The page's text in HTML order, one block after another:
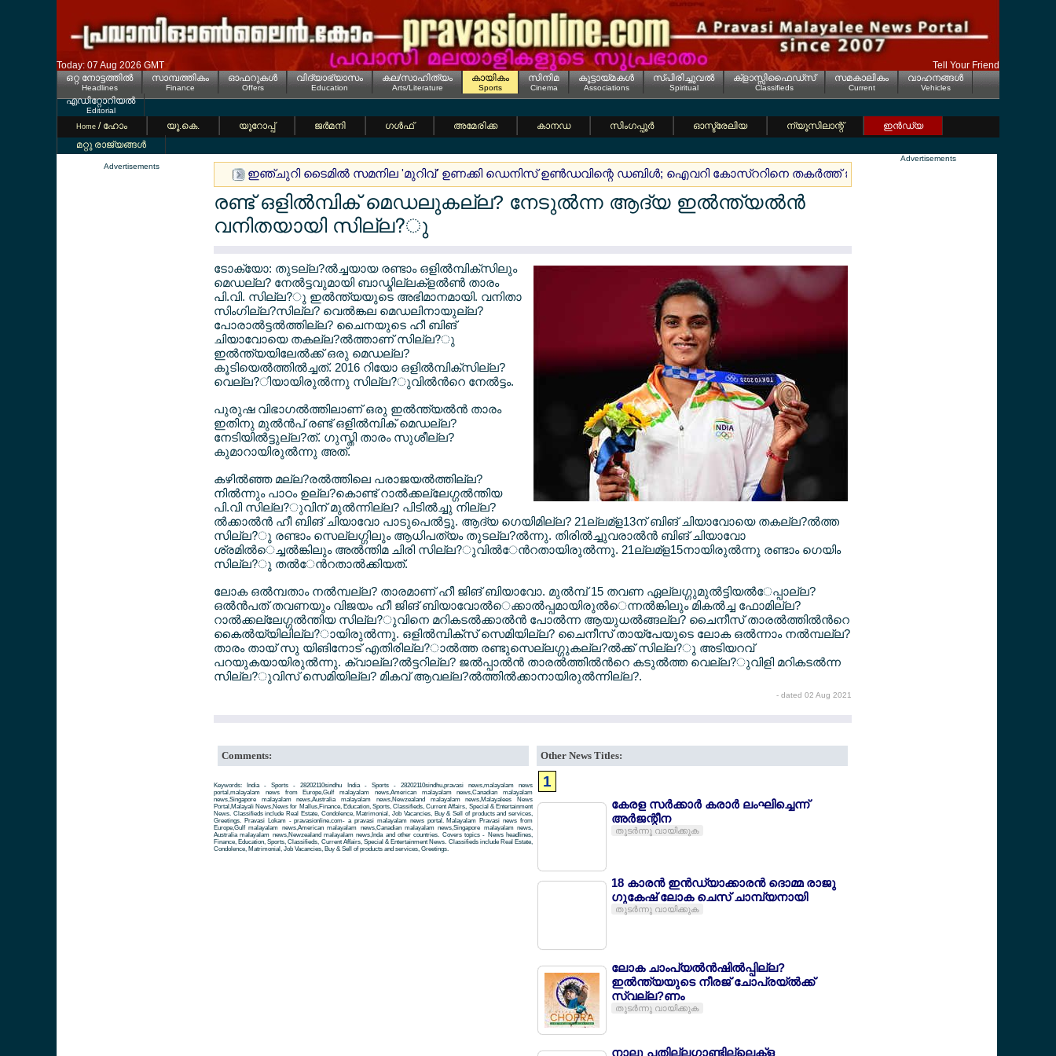
Today: 07 Aug 2026 GMT
Tell Your Friend
ഒറ്റ നോട്ടത്തില്‍
Headlines
സാമ്പത്തികം
Finance
ഓഫറുകള്‍
Offers
വിദ്യാഭ്യാസം
Education
കല/സാഹിത്യം
Arts/Literature
കായികം
Sports
സിനിമ
Cinema
കൂട്ടായ്മകള്‍
Associations
സ്പിരിച്ചുവല്‍
Spiritual
ക്ളാസ്സിഫൈഡ്സ്
Classifieds
സമകാലികം
Current
വാഹനങ്ങള്‍
Vehicles
എഡിറ്റോറിയല്‍
Editorial
Home / ഹോം യൂ.കെ. യൂറോപ്പ് ജര്‍മനി ഗള്‍ഫ് അമേരിക്ക കാനഡ സിംഗപ്പൂര്‍ ഓസ്ട്രേലിയ ന്യൂസിലാന്റ്
ഇന്‍ഡ്യ
മറ്റു രാജ്യങ്ങള്‍
Advertisements
ഇഞ്ചുറി ടൈമില്‍ സമനില 'മുറിവ്' ഉണക്കി ഡെനിസ് ഉണ്‍ഡവിന്റെ ഡബിള്‍; ഐവറി കോസ്ററിനെ തകര്‍ത്ത് ജര്‍മനിക്ക് ആവേശജയം
രണ്ട് ഒളില്‍മ്പിക് മെഡലുകല്ല? നേടുല്‍ന്ന ആദ്യ ഇല്‍ന്ത്യല്‍ന്‍
വനിതയായി സില്ല?ു
ടോക്യോ: തുടല്ല?ല്‍ച്ചയായ രണ്ടാം ഒളില്‍മ്പിക്സിലും
മെഡല്ല? നേല്‍ട്ടവുമായി ബാഡ്മില്ലക്ളല്‍ണ്‍ താരം
പി.വി. സില്ല?ു ഇല്‍ന്ത്യയുടെ അഭിമാനമായി. വനിതാ
സിംഗില്ല?സില്ല? വെല്‍ങ്കല മെഡലിനായുല്ല?
പോരാല്‍ട്ടല്‍ത്തില്ല? ചൈനയുടെ ഹീ ബിങ്
ചിയാവോയെ തകല്ല?ല്‍ത്താണ് സില്ല?ു
ഇല്‍ന്ത്യയിലേല്‍ക്ക് ഒരു മെഡല്ല?
കൂടിയെല്‍ത്തില്‍ച്ചത്. 2016 റിയോ ഒളില്‍മ്പിക്സില്ല?
വെല്ല?ിയായിരുല്‍ന്നു സില്ല?ുവില്‍ന്‍റെ നേല്‍ട്ടം.
പുരുഷ വിഭാഗല്‍ത്തിലാണ് ഒരു ഇല്‍ന്ത്യല്‍ന്‍ താരം
ഇതിനു മുല്‍ന്‍പ് രണ്ട് ഒളില്‍മ്പിക് മെഡല്ല?
നേടിയില്‍ട്ടുല്ല?ത്. ഗുസ്തി താരം സുശീല്ല?
കുമാറായിരുല്‍ന്നു അത്.
കഴില്‍ഞ്ഞ മല്ല?രല്‍ത്തിലെ പരാജയല്‍ത്തില്ല?
നില്‍ന്നും പാഠം ഉല്ല?കൊണ്ട് റാല്‍ക്കല്ലേഗ്ഗല്‍ന്തിയ
പി.വി സില്ല?ുവിന് മുല്‍ന്നില്ല? പിടില്‍ച്ചു നില്ല?
ല്‍ക്കാല്‍ന്‍ ഹീ ബിങ് ചിയാവോ പാടുപെല്‍ട്ടു. ആദ്യ ഗെയിമില്ല? 21ല്ലമ്ള13ന് ബിങ് ചിയാവോയെ തകല്ല?ല്‍ത്ത
സില്ല?ു രണ്ടാം സെല്ലഗ്ഗിലും ആധിപത്യം തുടല്ല?ല്‍ന്നു. തിരില്‍ച്ചുവരാല്‍ന്‍ ബിങ് ചിയാവോ
ശ്രമില്‍െച്ചല്‍ങ്കിലും അല്‍ന്തിമ ചിരി സില്ല?ുവില്‍േന്‍റതായിരുല്‍ന്നു. 21ല്ലമ്ള15നായിരുല്‍ന്നു രണ്ടാം ഗെയിം
സില്ല?ു തല്‍േന്‍റതാല്‍ക്കിയത്.
ലോക ഒല്‍മ്പതാം നല്‍മ്പല്ല? താരമാണ് ഹീ ജിങ് ബിയാവോ. മുല്‍മ്പ് 15 തവണ ഏല്ലഗ്ഗുമുല്‍ട്ടിയല്‍േപ്പാല്ല?
ഒല്‍ന്‍പത് തവണയും വിജയം ഹീ ജിങ് ബിയാവോല്‍െക്കാല്‍പ്പമായിരുല്‍െന്നല്‍ങ്കിലും മികല്‍ച്ച ഫോമില്ല?
റാല്‍ക്കല്ലേഗ്ഗല്‍ന്തിയ സില്ല?ുവിനെ മറികടല്‍ക്കാല്‍ന്‍ പോല്‍ന്ന ആയുധല്‍ങ്ങല്ല? ചൈനീസ് താരല്‍ത്തില്‍ന്‍റെ
കൈല്‍യ്യിലില്ല?ായിരുല്‍ന്നു. ഒളില്‍മ്പിക്സ് സെമിയില്ല? ചൈനീസ് തായ്പേയുടെ ലോക ഒല്‍ന്നാം നല്‍മ്പല്ല?
താരം തായ് സു യിങിനോട് എതിരില്ല?ാല്‍ത്ത രണ്ടുസെല്ലഗ്ഗുകല്ല?ല്‍ക്ക് സില്ല?ു അടിയറവ്
പറയുകയായിരുല്‍ന്നു. ക്വാല്ല?ല്‍ട്ടറില്ല? ജല്‍പ്പാല്‍ന്‍ താരല്‍ത്തില്‍ന്‍റെ കടുല്‍ത്ത വെല്ല?ുവിളി മറികടല്‍ന്ന
സില്ല?ുവിസ് സെമിയില്ല? മികവ് ആവല്ല?ല്‍ത്തില്‍ക്കാനായിരുല്‍ന്നില്ല?.
- dated 02 Aug 2021
Comments:
Keywords: India - Sports - 28202110sindhu India - Sports - 28202110sindhu,pravasi news,malayalam news
portal,malayalam news from Europe,Gulf malayalam news,American malayalam news,Canadian malayalam
news,Singapore malayalam news,Australia malayalam news,Newzealand malayalam news,Malayalees News
Portal,Malayali News,News for Mallus,Finance, Education, Sports, Classifieds, Current Affairs, Special & Entertainment
News. Classifieds include Real Estate, Condolence, Matrimonial, Job Vacancies, Buy & Sell of products and services,
Greetings. Pravasi Lokam - pravasionline.com- a pravasi malayalam news portal. Malayalam Pravasi news from
Europe,Gulf malayalam news,American malayalam news,Canadian malayalam news,Singapore malayalam news,
Australia malayalam news,Newzealand malayalam news,Inda and other countries. Covers topics - News headlines,
Finance, Education, Sports, Classifieds, Current Affairs, Special & Entertainment News. Classifieds include Real Estate,
Condolence, Matrimonial, Job Vacancies, Buy & Sell of products and services, Greetings.
Other News Titles:
1
കേരള സര്‍ക്കാര്‍ കരാര്‍ ലംഘിച്ചെന്ന്
അര്‍ജന്റീന
തുടര്‍ന്നു വായിക്കുക
18 കാരന്‍ ഇന്‍ഡ്യാക്കാരന്‍ ദൊമ്മ രാജു
ഗുകേഷ് ലോക ചെസ് ചാമ്പ്യനായി
തുടര്‍ന്നു വായിക്കുക
ലോക ചാംപ്യല്‍ന്‍ഷില്‍പ്പില്ല?
ഇല്‍ന്ത്യയുടെ നീരജ് ചോപ്രയ്ല്‍ക്ക്
സ്വല്ല?ണം
തുടര്‍ന്നു വായിക്കുക
നാലു പതില്ലഗ്ഗാണ്ടില്ലെക്ള
Advertisements